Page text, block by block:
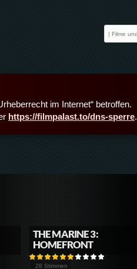
im Internet“ betroffen.
https://filmpalast.to/dns-sperre.
THE MARINE 3:
HOMEFRONT
28 Stimmen